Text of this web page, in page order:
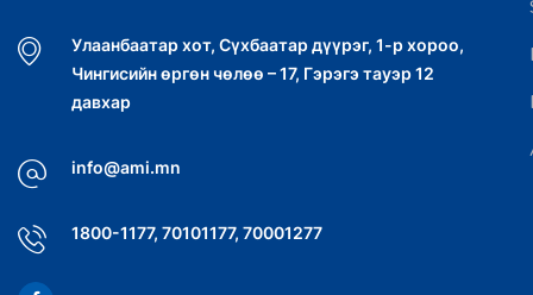
Улаанбаатар хот, Сүхбаатар дүүрэг, 1-р хороо,
Чингисийн өргөн чөлөө – 17, Гэрэгэ тауэр 12
давхар
info@ami.mn
1800-1177, 70101177, 70001277